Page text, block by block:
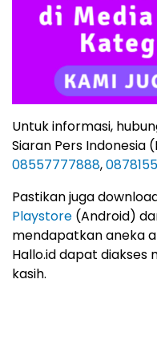
Untuk informasi,
Siaran Pers Indonesia
08557777888,
Pastikan juga
Playstore (Android)
mendapatkan aneka
Hallo.id dapat diakses
kasih.